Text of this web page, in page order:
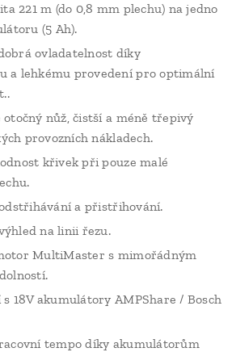
221 m (do 0,8 mm plechu) na jedno
(5 Ah).
ovladatelnost díky
a lehkému provedení pro optimální
otočný nůž, čistší a méně třepivý
provozních nákladech.
křivek při pouze malé
a přistřihování.
na linii řezu.
MultiMaster s mimořádným
18V akumulátory AMPShare / Bosch
tempo díky akumulátorům